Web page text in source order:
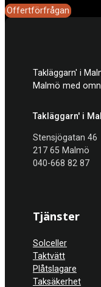
Offertförfrågan
Takläggarn' i
Malmö med
Takläggarn' i
Stensjögatan 46
217 65 Malmö
040-668 82 87
Tjänster
Solceller
Taktvätt
Plåtslagare
Taksäkerhet